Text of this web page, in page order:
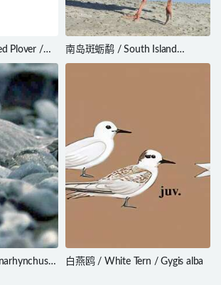
Plover /
南岛斑蛎鹬 / South Island
Oystercatcher / Haematopus
白燕鸥 / White Tern / Gygis alba